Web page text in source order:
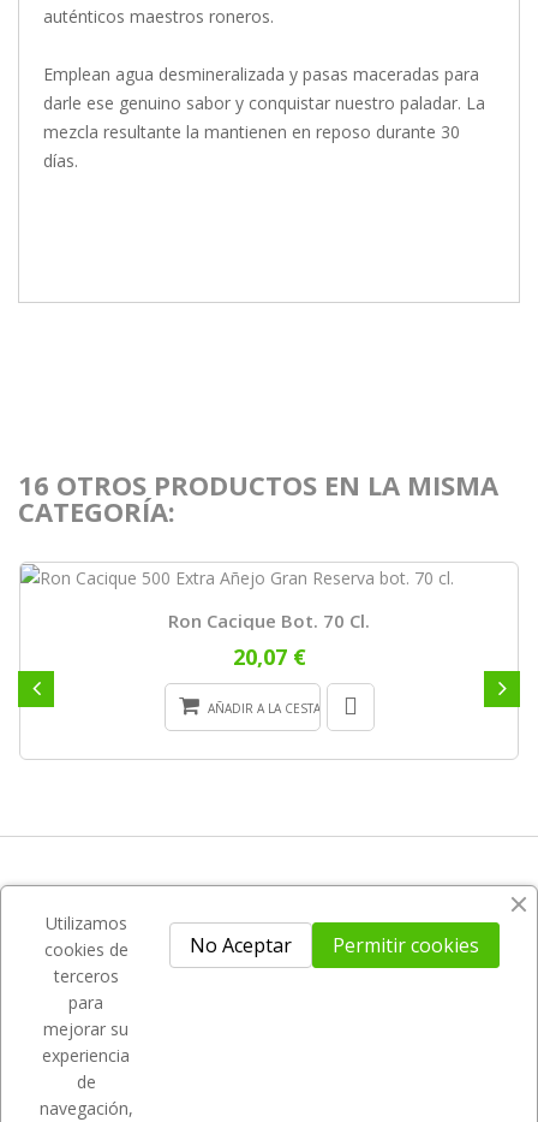
auténticos maestros roneros.
Emplean agua desmineralizada y pasas maceradas para
darle ese genuino sabor y conquistar nuestro paladar. La
mezcla resultante la mantienen en reposo durante 30
días.
16 OTROS PRODUCTOS EN LA MISMA
CATEGORÍA:
Ron Cacique Bot. 70 Cl.
20,07 €
AÑADIR A LA CESTA
SU CUENTA
NUESTRA EMPRESA
NEWSLETTER
Utilizamos
cookies de
terceros
para
mejorar su
experiencia
de
navegación,
Permitir cookies
No Aceptar